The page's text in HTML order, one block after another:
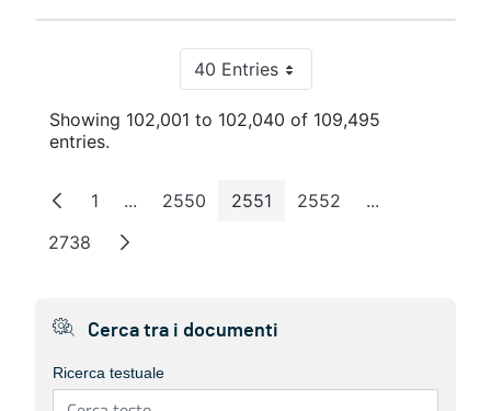
40 EntriesPer Page
Showing 102,001 to 102,040 of 109,495
entries.
Page
1 ...Intermediate Pages
Page
2550 Page
2551 Page
2552 ...Intermediate
Page
2738
Cerca tra i documenti
Ricerca testuale